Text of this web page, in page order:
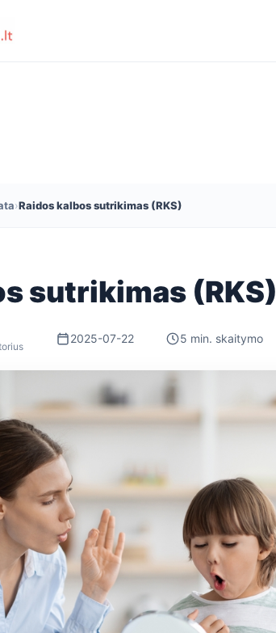
›Raidos kalbos sutrikimas (RKS)
sutrikimas (RKS)
2025-07-22 5 min. skaitymo